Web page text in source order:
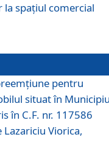
la spațiul comercial
pentru
situat în
în C.F. nr. 117586
Viorica,